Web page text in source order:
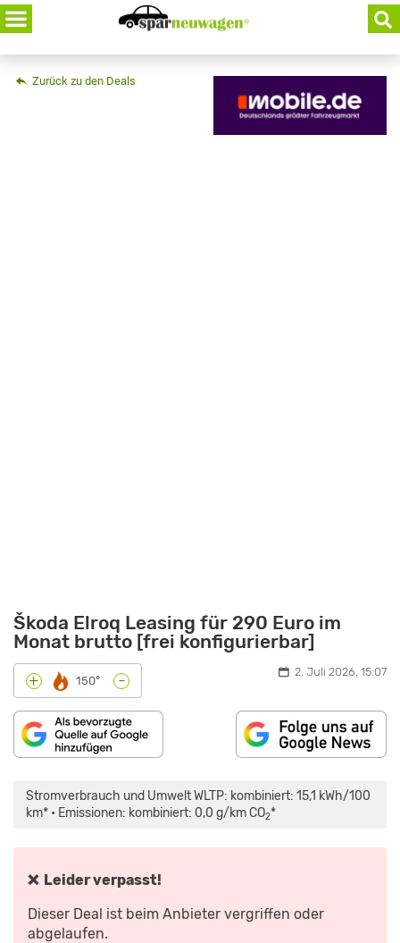
Skip
to
content
Zurück zu den Deals
Škoda Elroq Leasing für 290 Euro im
Monat brutto [frei konfigurierbar]
+ 150° - 2. Juli 2026, 15:07
Stromverbrauch und Umwelt WLTP: kombiniert: 15,1 kWh/100
km* • Emissionen: kombiniert: 0,0 g/km CO2*
❌ Leider verpasst!
Dieser Deal ist beim Anbieter vergriffen oder
abgelaufen.
SUV:
SKODA
ELROQ
VON
YOUTUBE